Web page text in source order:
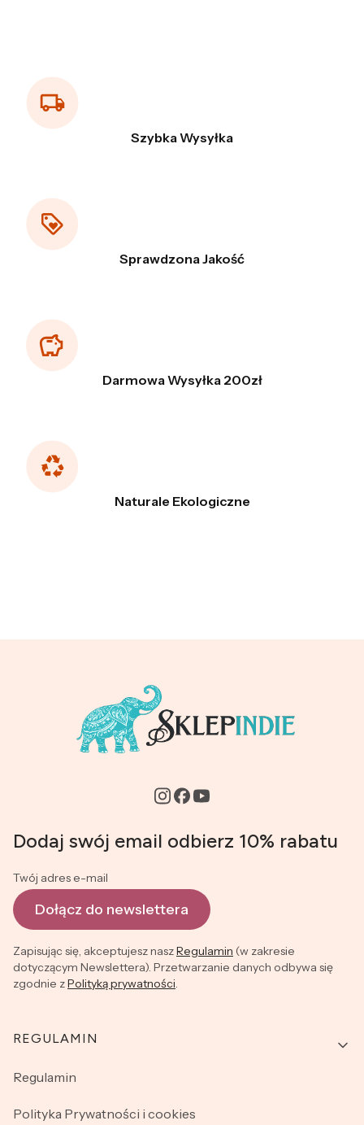
Szybka Wysyłka
Sprawdzona Jakość
Darmowa Wysyłka 200zł
Naturale Ekologiczne
Dodaj swój email odbierz 10% rabatu
Twój adres e-mail
Dołącz do newslettera
Zapisując się, akceptujesz naszRegulamin (w zakresie
dotyczącym Newslettera). Przetwarzanie danych odbywa się
zgodnie zPolityką prywatności.
Linki w stopce
REGULAMIN
Regulamin
Polityka Prywatności i cookies